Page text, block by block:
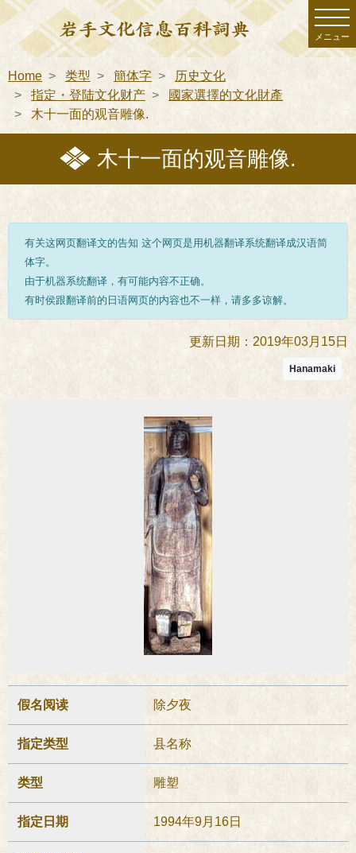
メニュー
Home 类型 簡体字
历史文化
指定・登陆文化财产
國家選擇的文化財產
木十一面的观音雕像.
木十一面的观音雕像.
有关这网页翻译文的告知 这个网页是用机器翻译系统翻译成汉语简
体字。
由于机器系统翻译，有可能内容不正确。
有时侯跟翻译前的日语网页的内容也不一样，请多多谅解。
更新日期：2019年03月15日
Hanamaki
假名阅读 除夕夜
指定类型 县名称
类型 雕塑
指定日期 1994年9月16日